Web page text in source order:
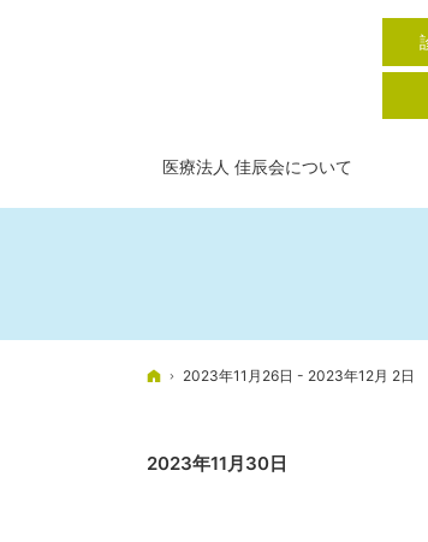
ホーム
2023年11月26日 - 2023年12月 2日
2023年11月30日
医療法人 佳辰会について